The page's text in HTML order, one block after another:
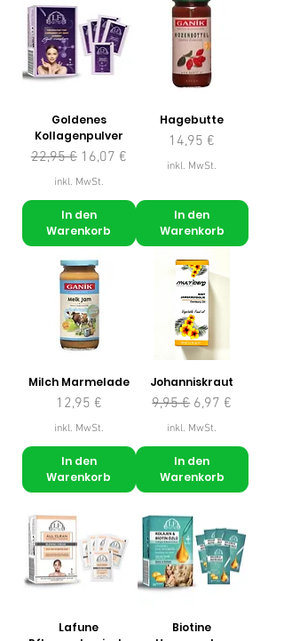
Goldenes
Kollagenpulver
Standardpreis
22,95 € Sale-Preis
16,07 €
inkl. MwSt.
In den
Warenkorb
Hagebutte
Preis
14,95 €
inkl. MwSt.
In den
Warenkorb
Milch Marmelade
Preis
12,95 €
inkl. MwSt.
In den
Warenkorb
Johanniskraut
Standardpreis
9,95 € Sale-Preis
6,97 €
inkl. MwSt.
In den
Warenkorb
Lafune
Biotine